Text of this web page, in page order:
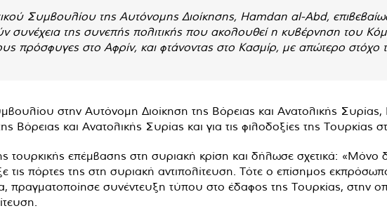
Συμβουλίου της Αυτόνομης Διοίκησης, Hamdan al-Abd,
συνέχεια της συνεπής πολιτικής που ακολουθεί η κυβέρνηση του
πρόσφυγες στο Αφρίν, και φτάνοντας στο Κασμίρ, με απώτερο στόχο
στην Αυτόνομη Διοίκηση της Βόρειας και Ανατολικής
Βόρειας και Ανατολικής Συρίας και για τις φιλοδοξίες της
τουρκικής επέμβασης στη συριακή κρίση και δήλωσε σχετικά:
τις πόρτες της στη συριακή αντιπολίτευση. Τότε ο επίσημος
πραγματοποίησε συνέντευξη τύπου στο έδαφος της Τουρκίας, στην